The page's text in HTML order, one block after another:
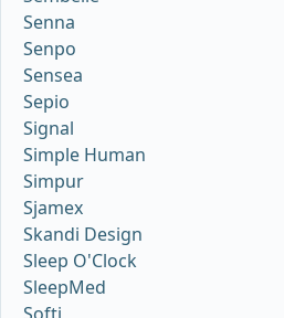
Senna
Senpo
Sensea
Sepio
Signal
Simple Human
Simpur
Sjamex
Skandi Design
Sleep O'Clock
SleepMed